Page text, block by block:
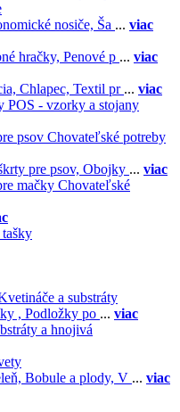
nosiče, Ša ... viac
hračky, Penové p ... viac
Chlapec, Textil pr ... viac
POS - vzorky a stojany
Chovateľské potreby
pre psov, Obojky ... viac
Chovateľské
a substráty
, Podložky po ... viac
a hnojivá
Bobule a plody, V ... viac